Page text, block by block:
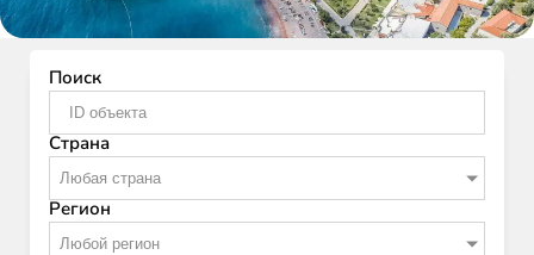
Поиск
Страна
Любая страна
Регион
Любой регион